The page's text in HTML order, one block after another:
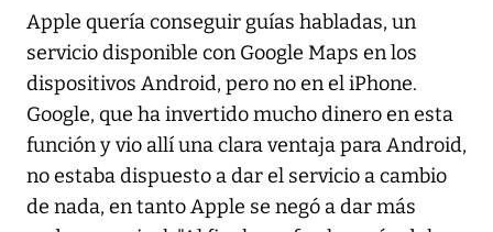
Apple quería conseguir guías habladas, un
servicio disponible con Google Maps en los
dispositivos Android, pero no en el iPhone.
Google, que ha invertido mucho dinero en esta
función y vio allí una clara ventaja para Android,
no estaba dispuesto a dar el servicio a cambio
de nada, en tanto Apple se negó a dar más